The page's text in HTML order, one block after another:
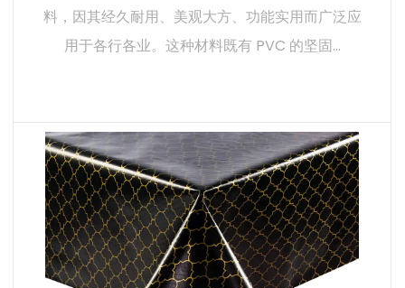
料，因其经久耐用、美观大方、功能实用而广泛应
用于各行各业。这种材料既有 PVC 的坚固...
阅读更多